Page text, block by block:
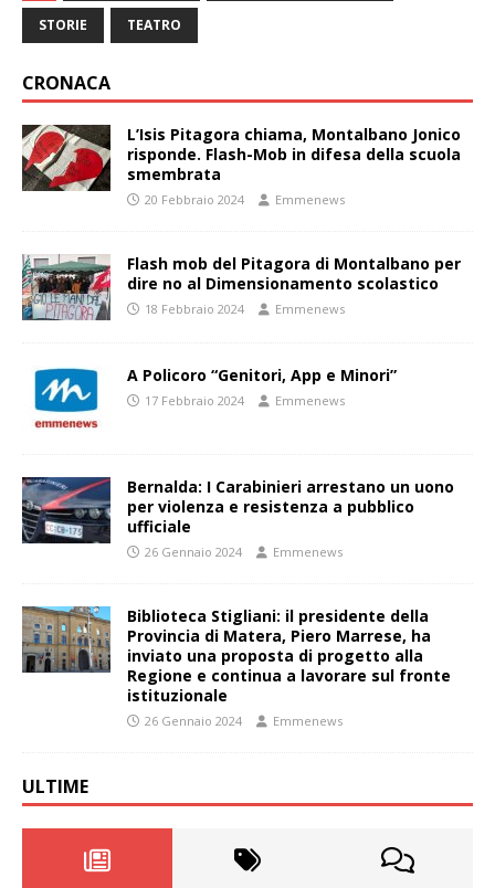
STORIE TEATRO
CRONACA
L’Isis Pitagora chiama, Montalbano Jonico
risponde. Flash-Mob in difesa della scuola
smembrata
20 Febbraio 2024 Emmenews
Flash mob del Pitagora di Montalbano per
dire no al Dimensionamento scolastico
18 Febbraio 2024 Emmenews
A Policoro “Genitori, App e Minori”
17 Febbraio 2024 Emmenews
Bernalda: I Carabinieri arrestano un uono
per violenza e resistenza a pubblico
ufficiale
26 Gennaio 2024 Emmenews
Biblioteca Stigliani: il presidente della
Provincia di Matera, Piero Marrese, ha
inviato una proposta di progetto alla
Regione e continua a lavorare sul fronte
istituzionale
26 Gennaio 2024 Emmenews
ULTIME